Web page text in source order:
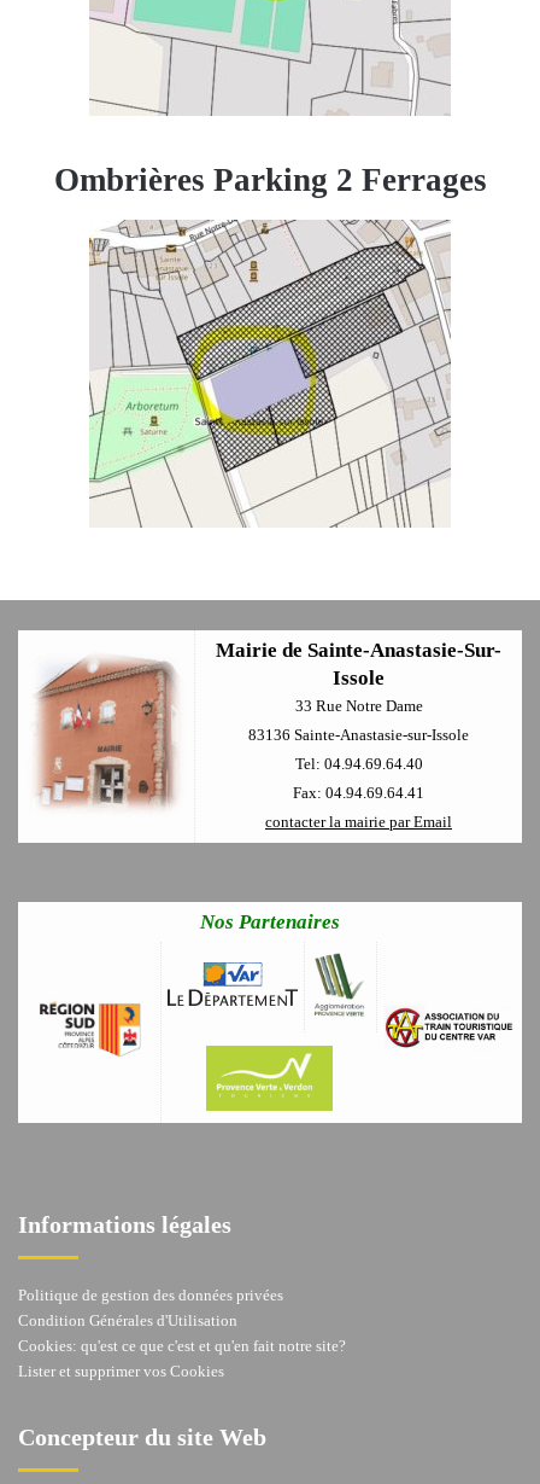
Ombrières Parking 2 Ferrages
Mairie de Sainte-Anastasie-Sur-
Issole
33 Rue Notre Dame
83136 Sainte-Anastasie-sur-Issole
Tel: 04.94.69.64.40
Fax: 04.94.69.64.41
contacter la mairie par Email
Nos Partenaires
Informations légales
Politique de gestion des données privées
Condition Générales d'Utilisation
Cookies: qu'est ce que c'est et qu'en fait notre site?
Lister et supprimer vos Cookies
Concepteur du site Web